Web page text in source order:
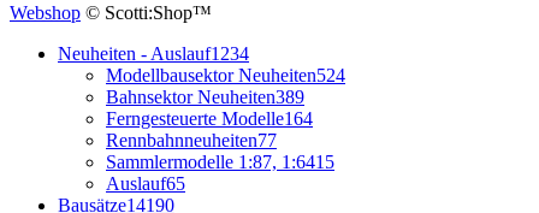
Webshop © Scotti:Shop™
Neuheiten - Auslauf1234
Modellbausektor Neuheiten524
Bahnsektor Neuheiten389
Ferngesteuerte Modelle164
Rennbahnneuheiten77
Sammlermodelle 1:87, 1:6415
Auslauf65
Bausätze14190